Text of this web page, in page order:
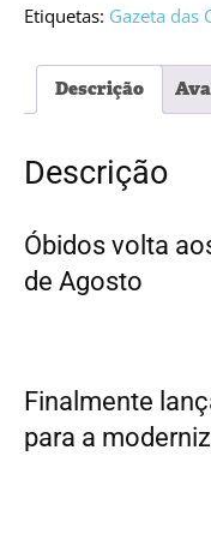
PDF
Etiquetas: Gazeta das
Descrição
Descrição
Óbidos volta
de Agosto
Finalmente
para a